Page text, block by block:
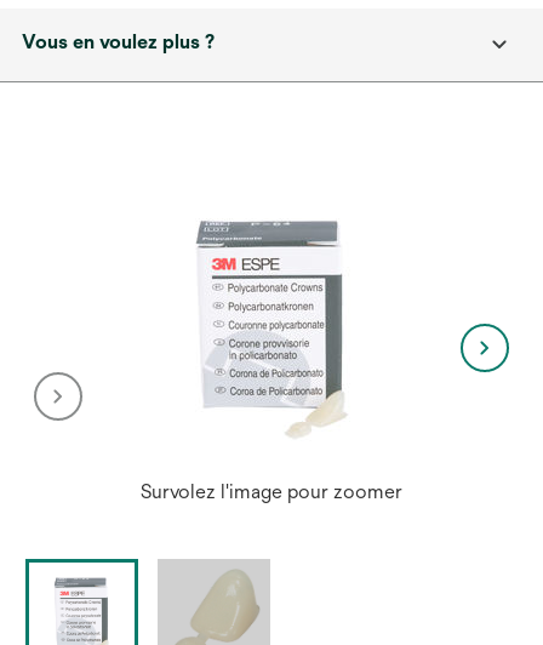
Vous en voulez plus ?
Survolez l'image pour zoomer